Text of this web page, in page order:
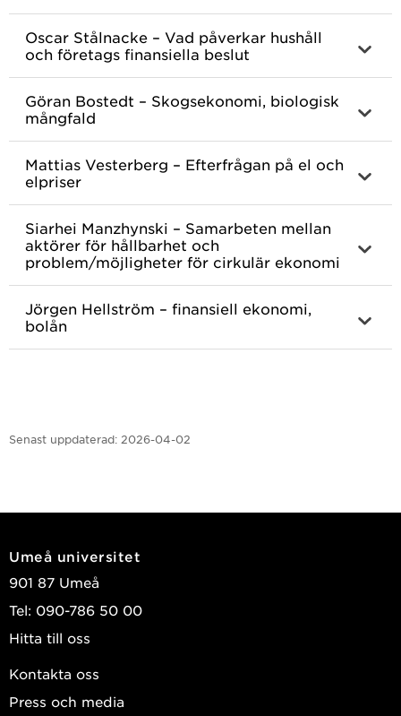
Oscar Stålnacke – Vad påverkar hushåll
och företags finansiella beslut
Göran Bostedt – Skogsekonomi, biologisk
mångfald
Mattias Vesterberg – Efterfrågan på el och
elpriser
Siarhei Manzhynski – Samarbeten mellan
aktörer för hållbarhet och
problem/möjligheter för cirkulär ekonomi
Jörgen Hellström – finansiell ekonomi,
bolån
Senast uppdaterad: 2026-04-02
Umeå universitet
901 87 Umeå
Tel: 090-786 50 00
Hitta till oss
Kontakta oss
Press och media